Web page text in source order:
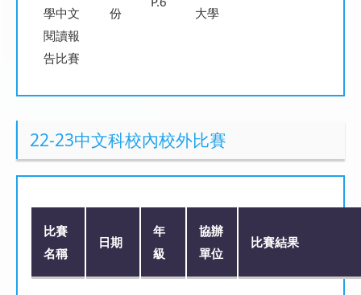
學中文
閱讀報
告比賽
份 大學
22-23中文科校內校外比賽
比賽
名稱
日期
年
級
協辦
單位
比賽結果